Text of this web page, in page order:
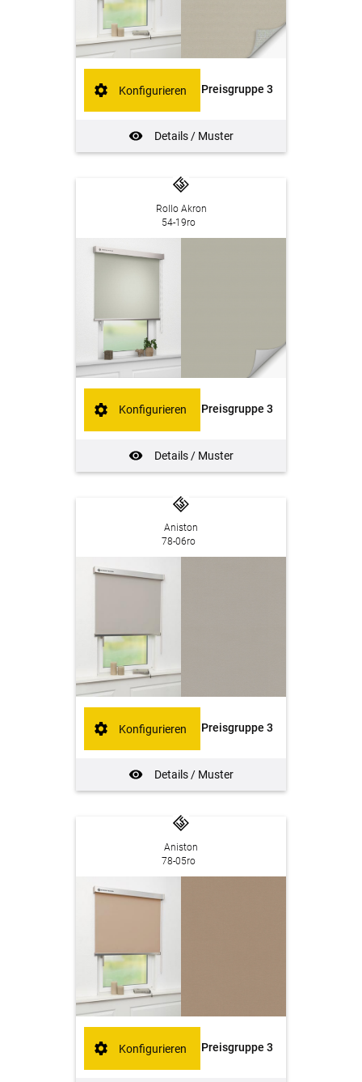
Preisgruppe 3
Details / Muster
Konfigurieren
Rollo Akron
54-19ro
Preisgruppe 3
Details / Muster
Konfigurieren
Aniston
78-06ro
Preisgruppe 3
Details / Muster
Konfigurieren
Aniston
78-05ro
Preisgruppe 3
Konfigurieren